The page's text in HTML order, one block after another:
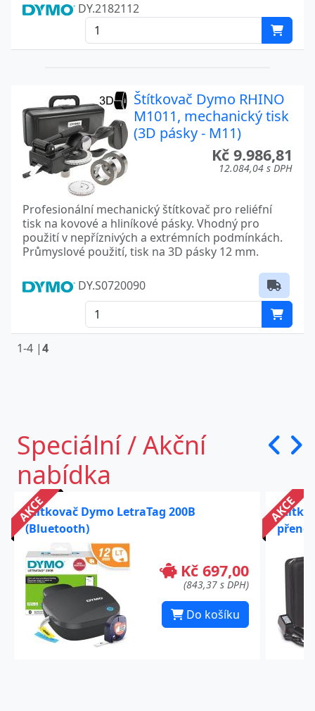
DY.‎2182112
Štítkovač Dymo RHINO
M1011, mechanický tisk
(3D pásky - M11)
Kč 9.986,81
12.084,04 s DPH
Profesionální mechanický štítkovač pro reliéfní
tisk na kovové a hliníkové pásky. Vhodný pro
použití v nepříznivých a extrémních podmínkách.
Průmyslové použití, tisk na 3D pásky 12 mm.
DY.S0720090
1-4 |4
Speciální / Akční
nabídka
AKCE
Štítkovač Dymo LetraTag 200B
(Bluetooth)
Kč 697,00
(843,37 s DPH)
Do košíku
AKCE